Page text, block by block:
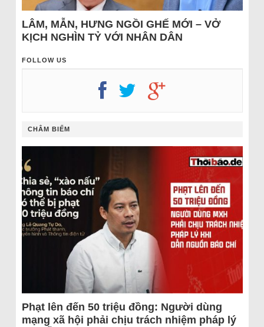
LÂM, MẪN, HƯNG NGỒI GHẾ MỚI – VỞ
KỊCH NGHÌN TỶ VỚI NHÂN DÂN
FOLLOW US
CHÂM BIẾM
Phạt lên đến 50 triệu đồng: Người dùng
mạng xã hội phải chịu trách nhiệm pháp lý